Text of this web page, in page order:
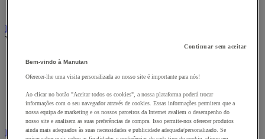
Eletricidade
Ver todas as categorias
Acessórios para Quadro Elétrico
Cabo Elétrico
Equipamento de Quadro Elétrico
Extensão, tira e enrolador
Tomada e interruptor
Ferramentas Elétricas
Continuar sem aceitar
Bem-vindo à Manutan
Oferecer-lhe uma visita personalizada ao nosso site é importante para nós!
Ao clicar no botão "Aceitar todos os cookies", a nossa plataforma poderá trocar
informações com o seu navegador através de cookies. Essas informações permitem que a
nossa equipa de marketing e os nossos parceiros da Internet avaliem o desempenho do
nosso site e analisem as suas preferências de compra. Isso permite-nos oferecer produtos
ainda mais adequados às suas necessidades e publicidade adequada/personalizado. Se